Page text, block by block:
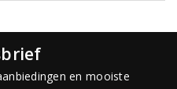
en mooiste